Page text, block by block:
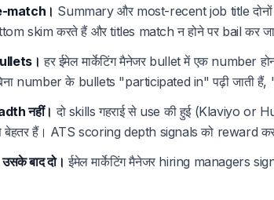
match। Summary और most-recent job title दोनों
skim करते हैं और titles match न होने पर bail कर
हर ईमेल मार्केटिंग मैनेजर bullet में एक number
number के bullets "participated in" पढ़ी जाती हैं,
नहीं। दो skills गहराई से use की हुई (Klaviyo or
हैं। ATS scoring depth signals को reward
बाद दो। ईमेल मार्केटिंग मैनेजर hiring managers